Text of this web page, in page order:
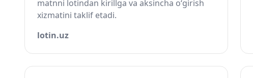
matnni lotindan kirillga va aksincha o‘girish
xizmatini taklif etadi.
lotin.uz